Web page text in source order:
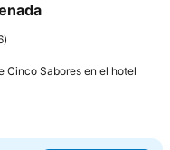
a favoritos
Cinco Sabores en el hotel